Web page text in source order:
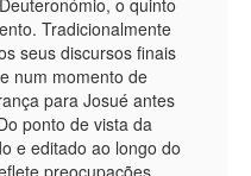
o quinto
Tradicionalmente
seus discursos finais
num momento de
para Josué antes
ponto de vista da
e editado ao longo do
preocupações